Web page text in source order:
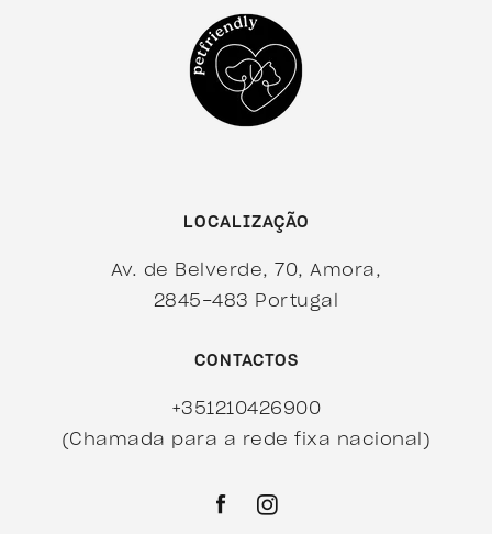
LOCALIZAÇÃO
Av. de Belverde, 70, Amora,
2845-483 Portugal
CONTACTOS
+351210426900
(Chamada para a rede fixa nacional)